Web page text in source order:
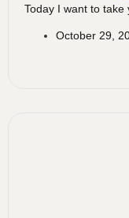
Today I want to
October 29,